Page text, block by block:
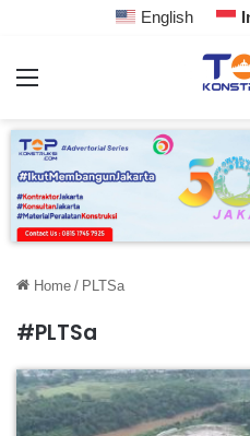
English
Home / PLTSa
#PLTSa